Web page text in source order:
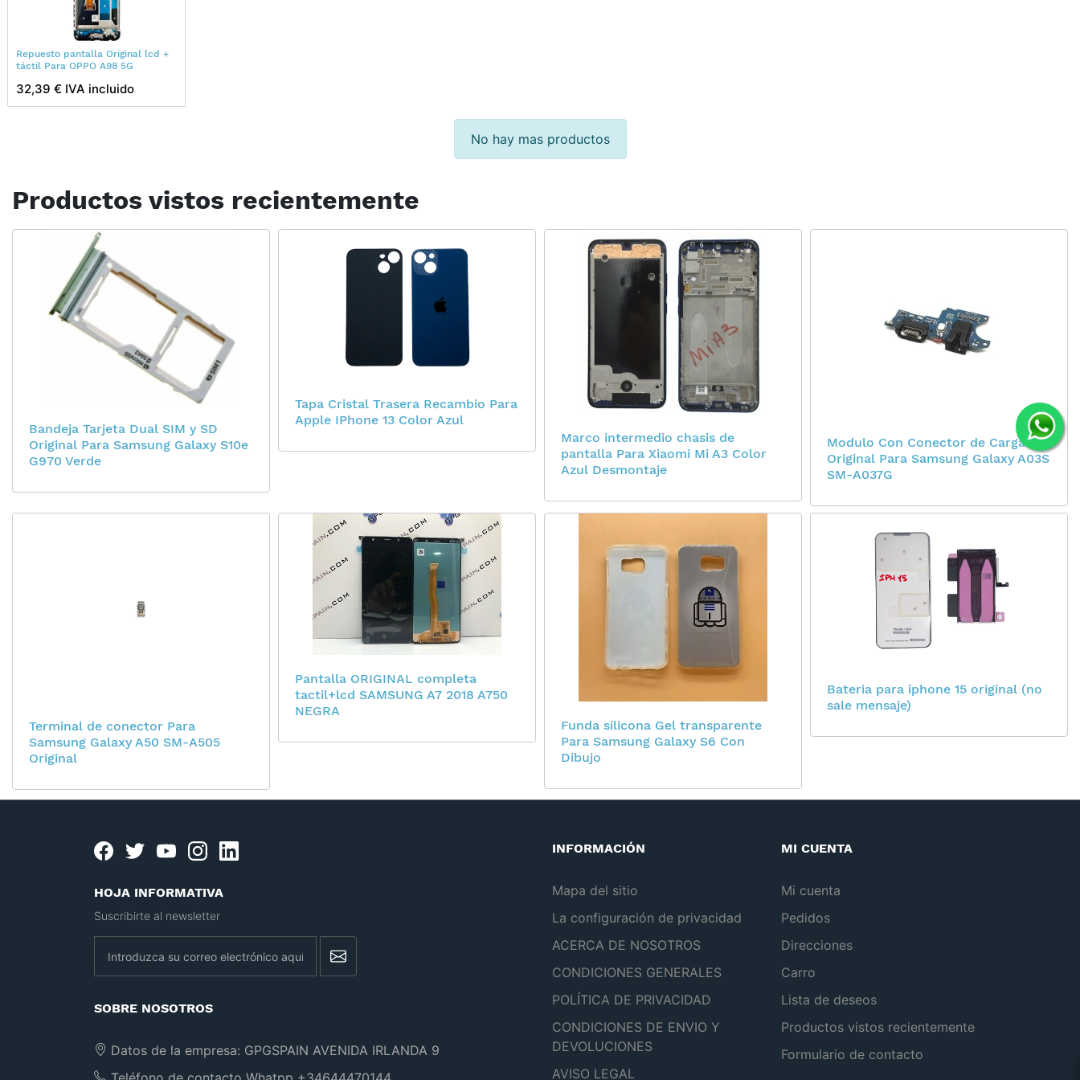
Repuesto pantalla Original lcd +
táctil Para OPPO A98 5G
32,39 € IVA incluido
No hay mas productos
Productos vistos recientemente
Bandeja Tarjeta Dual SIM y SD
Original Para Samsung Galaxy S10e
G970 Verde
Tapa Cristal Trasera Recambio Para
Apple IPhone 13 Color Azul
Marco intermedio chasis de
pantalla Para Xiaomi Mi A3 Color
Azul Desmontaje
Modulo Con Conector de Carga
Original Para Samsung Galaxy A03S
SM-A037G
Terminal de conector Para
Samsung Galaxy A50 SM-A505
Original
Pantalla ORIGINAL completa
tactil+lcd SAMSUNG A7 2018 A750
NEGRA
Funda silicona Gel transparente
Para Samsung Galaxy S6 Con
Dibujo
Bateria para iphone 15 original (no
sale mensaje)
Facebook
twitteryoutubeinstagram
HOJA INFORMATIVA
Suscribirte al newsletter
SOBRE NOSOTROS
Datos de la empresa: GPGSPAIN AVENIDA IRLANDA 9
INFORMACIÓN
Mapa del sitio
La configuración de privacidad
ACERCA DE NOSOTROS
CONDICIONES GENERALES
POLÍTICA DE PRIVACIDAD
CONDICIONES DE ENVIO Y
DEVOLUCIONES
AVISO LEGAL
MI CUENTA
Mi cuenta
Pedidos
Direcciones
Carro
Lista de deseos
Productos vistos recientemente
Formulario de contacto